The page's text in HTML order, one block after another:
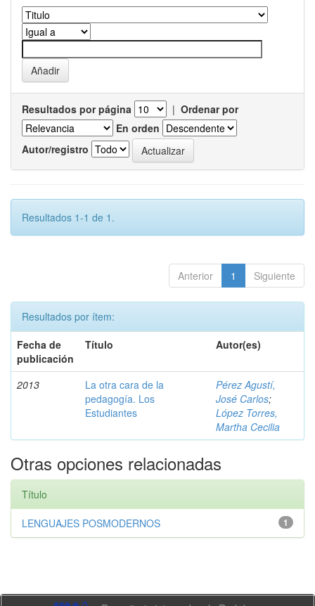
Resultados por página | Ordenar por
En orden
Autor/registro
Resultados 1-1 de 1.
Anterior 1 Siguiente
Resultados por ítem:
Fecha de
publicación
Título Autor(es)
2013
La otra cara de la
pedagogía. Los
Estudiantes
Pérez Agustí,
José Carlos;
López Torres,
Martha Cecilia
Otras opciones relacionadas
Título
1
LENGUAJES POSMODERNOS